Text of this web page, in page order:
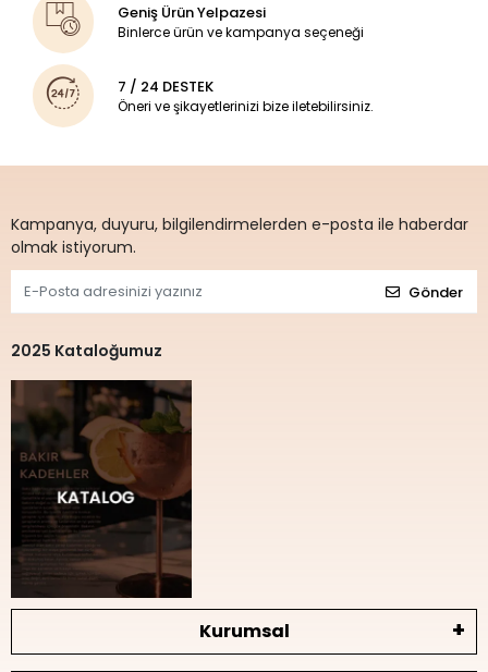
Geniş Ürün Yelpazesi
Binlerce ürün ve kampanya seçeneği
7 / 24 DESTEK
Öneri ve şikayetlerinizi bize iletebilirsiniz.
Kampanya, duyuru, bilgilendirmelerden e-posta ile haberdar
olmak istiyorum.
Gönder
2025 Kataloğumuz
Kurumsal